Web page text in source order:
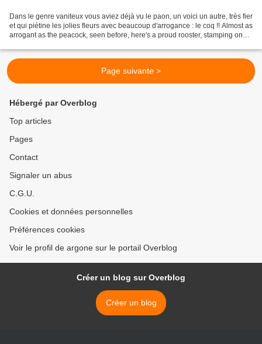
Dans le genre vaniteux vous aviez déjà vu le paon, un voici un autre, très fier
et qui piétine les jolies fleurs avec beaucoup d'arrogance : le coq !! Almost as
arrogant as the peacock, seen before, here's a proud rooster, stamping on
Page suivante >
Hébergé par Overblog
Top articles
Pages
Contact
Signaler un abus
C.G.U.
Cookies et données personnelles
Préférences cookies
Voir le profil de argone sur le portail Overblog
Créer un blog sur Overblog
Créer un blog